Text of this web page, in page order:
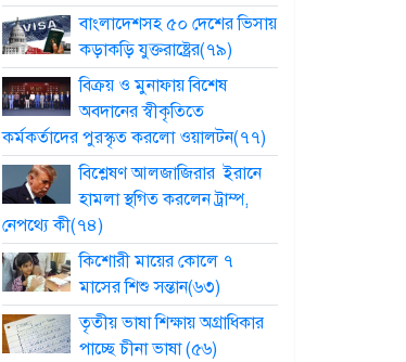
বাংলাদেশসহ ৫০ দেশের ভিসায়
কড়াকড়ি যুক্তরাষ্ট্রের(৭৯)
বিক্রয় ও মুনাফায় বিশেষ
অবদানের স্বীকৃতিতে
কর্মকর্তাদের পুরস্কৃত করলো ওয়ালটন(৭৭)
বিশ্লেষণ আলজাজিরার ইরানে
হামলা স্থগিত করলেন ট্রাম্প,
নেপথ্যে কী(৭৪)
কিশোরী মায়ের কোলে ৭
মাসের শিশু সন্তান(৬৩)
তৃতীয় ভাষা শিক্ষায় অগ্রাধিকার
পাচ্ছে চীনা ভাষা (৫৬)